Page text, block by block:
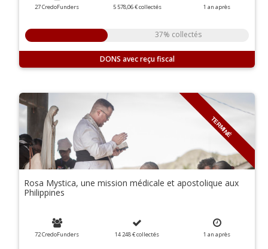
27 CredoFunders 5 578,06 €collectés 1 an après
37% collectés
DONS
TERMINÉ
Rosa Mystica, une mission médicale et apostolique aux
Philippines
72 CredoFunders 14 248 €collectés 1 an après